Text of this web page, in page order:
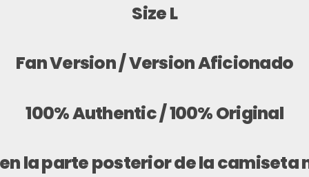
SizeL
Fan Version / Version Aficionado
100% Authentic / 100% Original
la parte posterior de la camiseta